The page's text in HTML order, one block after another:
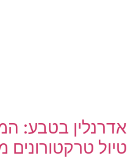
אדרנלין בטבע:
טיול טרקטורונים